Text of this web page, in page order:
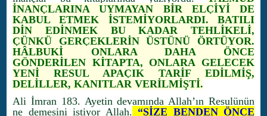
İNANÇLARINA UYMAYAN BİR ELÇİYİ DE
KABUL ETMEK İSTEMİYORLARDI. BATILI
DİN EDİNMEK BU KADAR TEHLİKELİ,
ÇÜNKÜ GERÇEKLERİN ÜSTÜNÜ ÖRTÜYOR.
HÂLBUKİ ONLARA DAHA ÖNCE
GÖNDERİLEN KİTAPTA, ONLARA GELECEK
YENİ RESUL APAÇIK TARİF EDİLMİŞ,
DELİLLER, KANITLAR VERİLMİŞTİ.
Ali İmran 183. Ayetin devamında Allah’ın Resulünün
ne demesini istiyor Allah. “SİZE BENDEN ÖNCE